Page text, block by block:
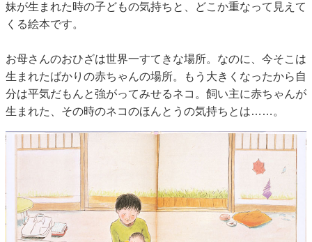
妹が生まれた時の子どもの気持ちと、どこか重なって見えて
くる絵本です。
お母さんのおひざは世界一すてきな場所。なのに、今そこは
生まれたばかりの赤ちゃんの場所。もう大きくなったから自
分は平気だもんと強がってみせるネコ。飼い主に赤ちゃんが
生まれた、その時のネコのほんとうの気持ちとは……。